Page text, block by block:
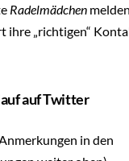
Radelmädchen
ihre „richtigen“
auf Twitter
in den